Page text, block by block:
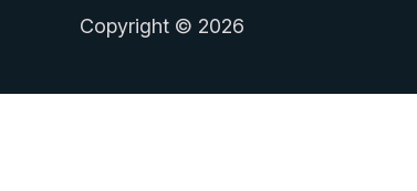
Copyright © 2026